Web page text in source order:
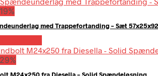
med Trappefortanding – Sæt 57x25x92
M24x250 fra Diesella – Solid Spændeløsning